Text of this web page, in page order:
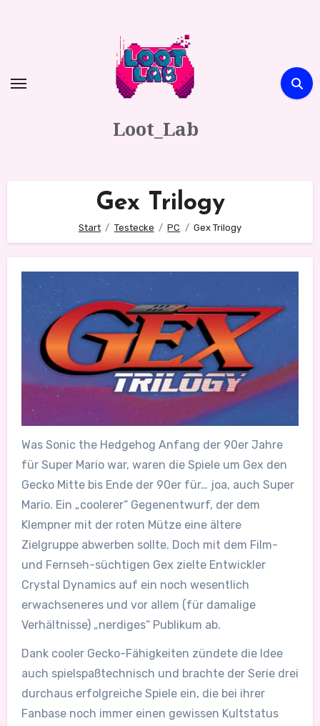
Loot_Lab
Gex Trilogy
Start Testecke PC Gex Trilogy
Was Sonic the Hedgehog Anfang der 90er Jahre
für Super Mario war, waren die Spiele um Gex den
Gecko Mitte bis Ende der 90er für… joa, auch Super
Mario. Ein „coolerer“ Gegenentwurf, der dem
Klempner mit der roten Mütze eine ältere
Zielgruppe abwerben sollte. Doch mit dem Film-
und Fernseh-süchtigen Gex zielte Entwickler
Crystal Dynamics auf ein noch wesentlich
erwachseneres und vor allem (für damalige
Verhältnisse) „nerdiges“ Publikum ab.
Dank cooler Gecko-Fähigkeiten zündete die Idee
auch spielspaßtechnisch und brachte der Serie drei
durchaus erfolgreiche Spiele ein, die bei ihrer
Fanbase noch immer einen gewissen Kultstatus